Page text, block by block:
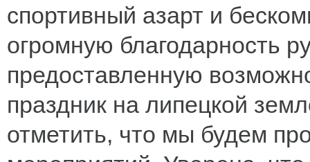
спортивный азарт и
огромную благодарность
предоставленную
праздник на липецкой
отметить, что мы будем